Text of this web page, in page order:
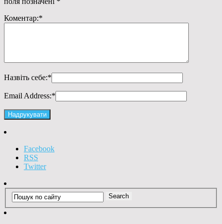
Коментар:*
Назвіть себе:*
Email Address:*
Facebook
RSS
Twitter